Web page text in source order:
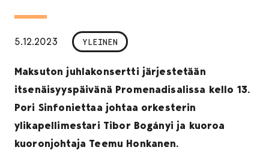
5.12.2023 YLEINEN
Maksuton juhlakonsertti järjestetään
itsenäisyyspäivänä Promenadisalissa kello 13.
Pori Sinfoniettaa johtaa orkesterin
ylikapellimestari Tibor Bogányi ja kuoroa
kuoronjohtaja Teemu Honkanen.